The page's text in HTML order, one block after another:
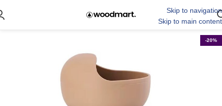
Skip to navigation
Skip to main content
-20%